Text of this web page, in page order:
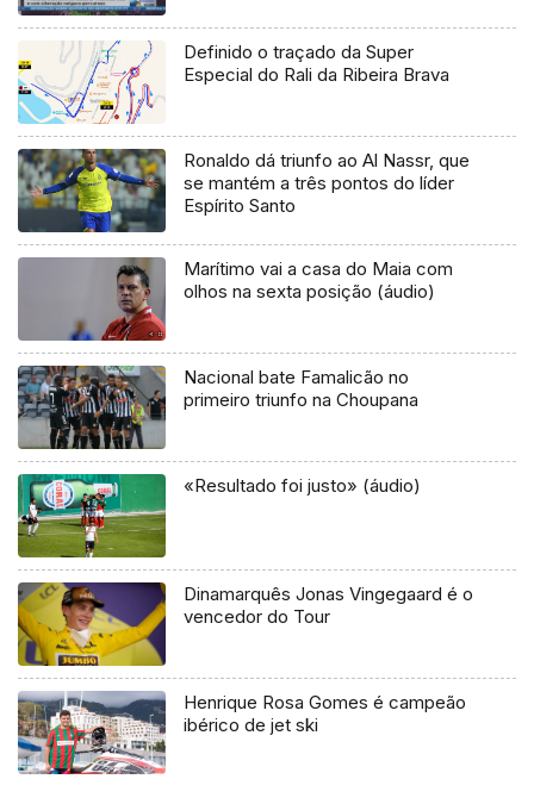
Definido o traçado da Super
Especial do Rali da Ribeira Brava
Ronaldo dá triunfo ao Al Nassr, que
se mantém a três pontos do líder
Espírito Santo
Marítimo vai a casa do Maia com
olhos na sexta posição (áudio)
Nacional bate Famalicão no
primeiro triunfo na Choupana
«Resultado foi justo» (áudio)
Dinamarquês Jonas Vingegaard é o
vencedor do Tour
Henrique Rosa Gomes é campeão
ibérico de jet ski